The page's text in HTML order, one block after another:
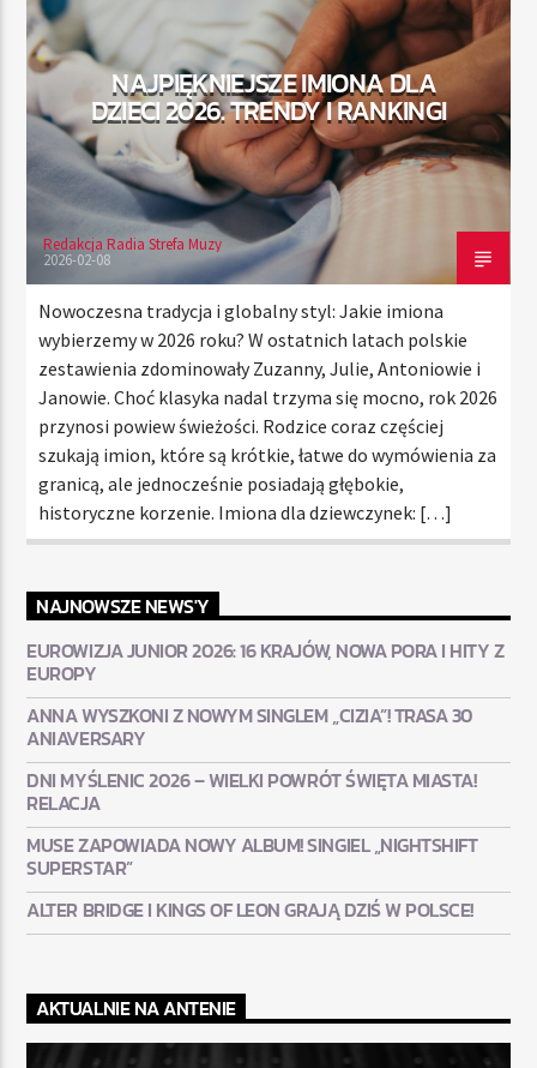
TERAZ
RADIO STREFA MUZY
00:00 21:00
NAJPIĘKNIEJSZE IMIONA DLA
DZIECI 2026. TRENDY I RANKINGI
Redakcja Radia Strefa Muzy
2026-02-08
Nowoczesna tradycja i globalny styl: Jakie imiona
wybierzemy w 2026 roku? W ostatnich latach polskie
zestawienia zdominowały Zuzanny, Julie, Antoniowie i
Janowie. Choć klasyka nadal trzyma się mocno, rok 2026
przynosi powiew świeżości. Rodzice coraz częściej
szukają imion, które są krótkie, łatwe do wymówienia za
granicą, ale jednocześnie posiadają głębokie,
historyczne korzenie. Imiona dla dziewczynek: […]
NAJNOWSZE NEWS'Y
EUROWIZJA JUNIOR 2026: 16 KRAJÓW, NOWA PORA I HITY Z
EUROPY
ANNA WYSZKONI Z NOWYM SINGLEM „CIZIA”! TRASA 30
ANIAVERSARY
DNI MYŚLENIC 2026 – WIELKI POWRÓT ŚWIĘTA MIASTA!
RELACJA
MUSE ZAPOWIADA NOWY ALBUM! SINGIEL „NIGHTSHIFT
SUPERSTAR”
ALTER BRIDGE I KINGS OF LEON GRAJĄ DZIŚ W POLSCE!
AKTUALNIE NA ANTENIE